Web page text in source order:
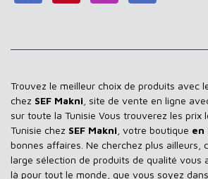
Trouvez le meilleur choix de produits avec
chez SEF Makni, site de vente en ligne
sur toute la Tunisie Vous trouverez les prix
Tunisie chez SEF Makni, votre boutique en
bonnes affaires. Ne cherchez plus ailleurs,
large sélection de produits de qualité vous
là pour tout le monde, que vous soyez